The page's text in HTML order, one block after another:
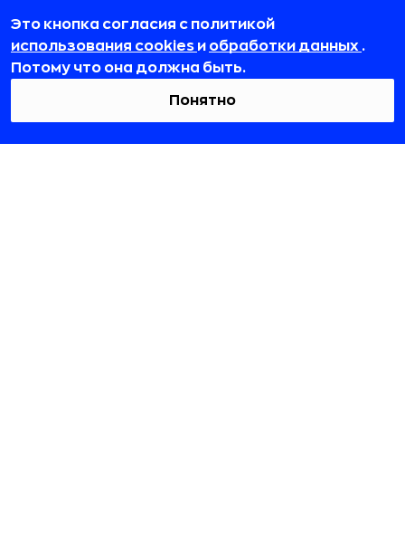
Реклама
Искусственный интеллект
Бизнес
Это кнопка согласия с политикой
использования cookies и обработки данных .
Потому что она должна быть.
Понятно